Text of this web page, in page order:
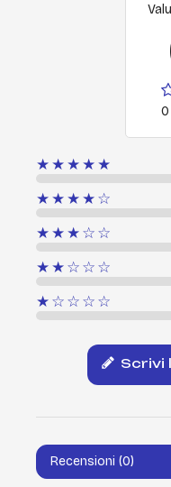
0
★★★★★
★★★★☆
★★★☆☆
★★☆☆☆
★☆☆☆☆
Scrivi
Recensioni (0)